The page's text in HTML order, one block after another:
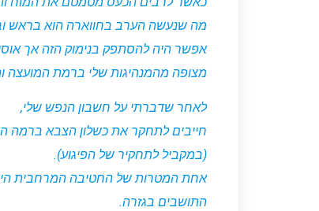
מה שנעשה הערב בחווארה הוא בראש
אפשר היה להסתפק בנימוק הזה אך
מצופה מהמנהיגות שלי ברמת המועצה
לאחר שדברתי על חשבון הנפש שלי,
חייבים לתחקר את כשלון הצבא ברמה
(במקביל לתחקיר של הפיגוע).
אחת המטרות של החטיבה המרחבית
התושבים בגזרה.